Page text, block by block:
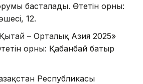
басталады. Өтетін орны:
12.
– Орталық Азия 2025»
орны: Қабанбай батыр
Республикасы